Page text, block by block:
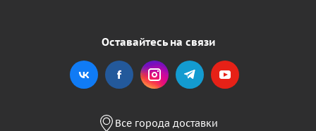
Оставайтесь на связи
Все города доставки